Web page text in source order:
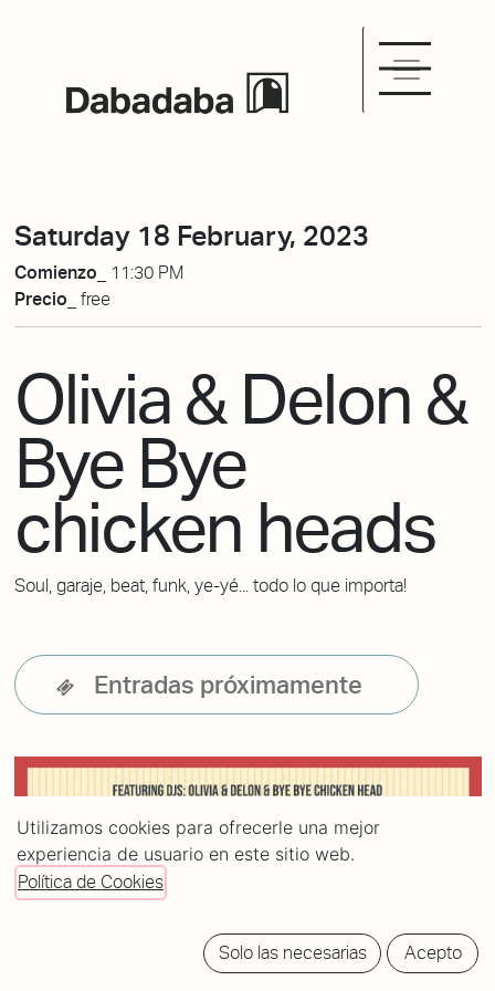
Saturday 18 February, 2023
Comienzo_
11:30 PM
Precio_ free
Olivia & Delon &
Bye Bye
chicken heads
Soul, garaje, beat, funk, ye-yé... todo lo que importa!
Entradas próximamente
Utilizamos cookies para ofrecerle una mejor
experiencia de usuario en este sitio web.
Política de Cookies
Solo las necesarias Acepto